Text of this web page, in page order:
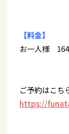
【料金】
お一人様
ご予約はこち
https://